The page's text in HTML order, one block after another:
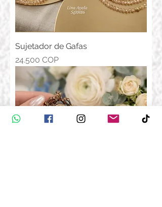
Sujetador de Gafas
Precio
24.500 COP